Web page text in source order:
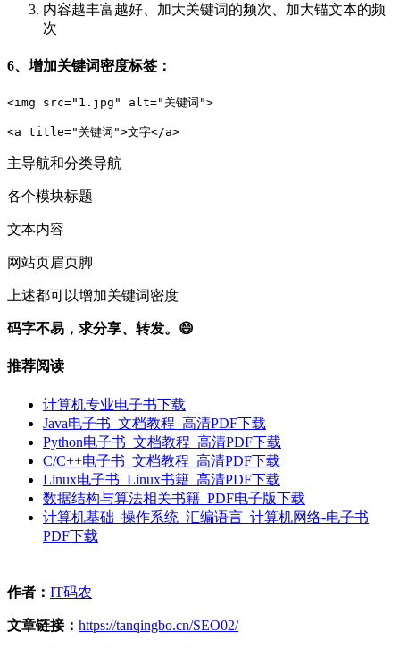
内容越丰富越好、加大关键词的频次、加大锚文本的频
次
6、增加关键词密度标签：
<img src="1.jpg" alt="关键词">
<a title="关键词">文字</a>
主导航和分类导航
各个模块标题
文本内容
网站页眉页脚
上述都可以增加关键词密度
码字不易，求分享、转发。😄
推荐阅读
计算机专业电子书下载
Java电子书_文档教程_高清PDF下载
Python电子书_文档教程_高清PDF下载
C/C++电子书_文档教程_高清PDF下载
Linux电子书_Linux书籍_高清PDF下载
数据结构与算法相关书籍_PDF电子版下载
计算机基础_操作系统_汇编语言_计算机网络-电子书
PDF下载
作者： IT码农
文章链接： https://tanqingbo.cn/SEO02/